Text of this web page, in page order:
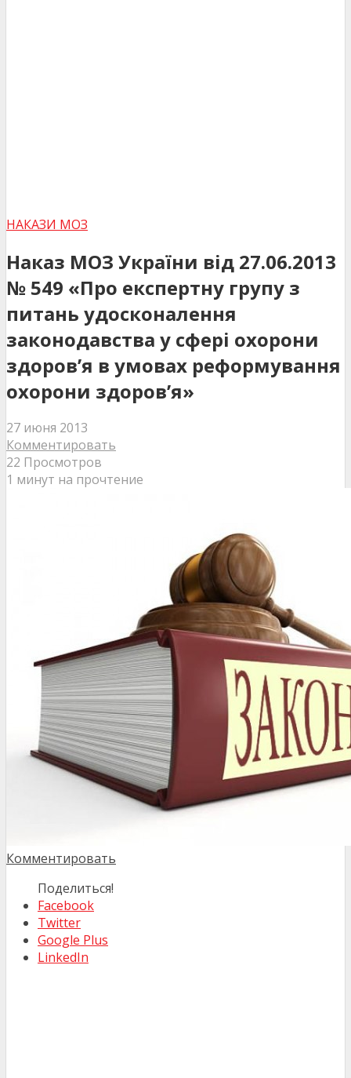
НАКАЗИ МОЗ
Наказ МОЗ України від 27.06.2013
№ 549 «Про експертну групу з
питань удосконалення
законодавства у сфері охорони
здоров’я в умовах реформування
охорони здоров’я»
27 июня 2013
Комментировать
22 Просмотров
1 минут на прочтение
Комментировать
Поделиться!
Facebook
Twitter
Google Plus
LinkedIn